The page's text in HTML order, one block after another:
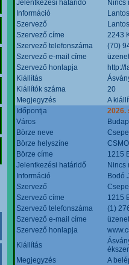
Jelentkezési határidő
Nincs
Információ
Szervező
Szervező címe
2243
Szervező telefonszáma
(70)
Szervező e-mail címe
Szervező honlapja
http://
Kiállítás
Kiállítók száma
20
Megjegyzés
A
Időpontja
2026.
Város
Börze neve
Börze helyszíne
Börze címe
1215
Jelentkezési határidő
Nincs
Információ
Bodó
Szervező
Szervező címe
1215
Szervező telefonszáma
(1)
Szervező e-mail címe
Szervező honlapja
Kiállítás
Megjegyzés
A